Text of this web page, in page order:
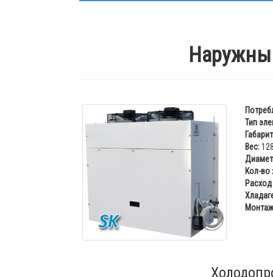
Тип
Вес:
Кол-во